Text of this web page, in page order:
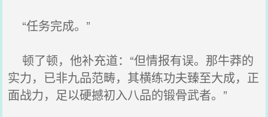
“任务完成。”
顿了顿，他补充道：“但情报有误。那牛莽的
实力，已非九品范畴，其横练功夫臻至大成，正
面战力，足以硬撼初入八品的锻骨武者。”